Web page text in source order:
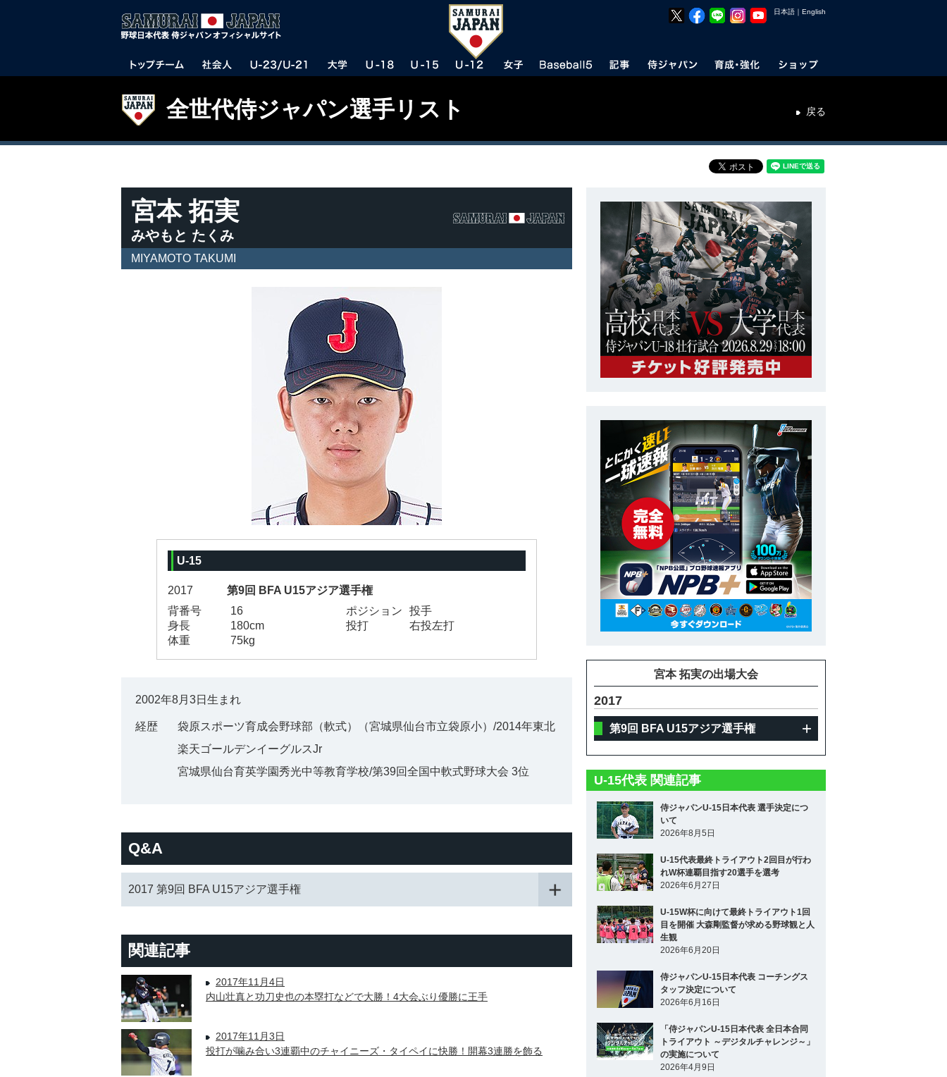
日本語 ｜ English
全世代侍ジャパン選手リスト 戻る
宮本 拓実
みやもと たくみ
MIYAMOTO TAKUMI
U-15
2017
第9回 BFA U15アジア選手権
背番号
16 ポジション
投手
身長
180cm 投打
右投左打
体重
75kg
2002年8月3日生まれ
経歴
袋原スポーツ育成会野球部（軟式）（宮城県仙台市立袋原小）/2014年東北
楽天ゴールデンイーグルスJr
宮城県仙台育英学園秀光中等教育学校/第39回全国中軟式野球大会 3位
Q&A
2017 第9回 BFA U15アジア選手権
関連記事
2017年11月4日
内山壮真と功刀史也の本塁打などで大勝！4大会ぶり優勝に王手
2017年11月3日
投打が噛み合い3連覇中のチャイニーズ・タイペイに快勝！開幕3連勝を飾る
宮本 拓実の出場大会
2017
第9回 BFA U15アジア選手権
U-15代表 関連記事
侍ジャパンU-15日本代表 選手決定につ
いて
2026年8月5日
U-15代表最終トライアウト2回目が行わ
れW杯連覇目指す20選手を選考
2026年6月27日
U-15W杯に向けて最終トライアウト1回
目を開催 大森剛監督が求める野球観と人
生観
2026年6月20日
侍ジャパンU-15日本代表 コーチングス
タッフ決定について
2026年6月16日
「侍ジャパンU-15日本代表 全日本合同
トライアウト ～デジタルチャレンジ～」
の実施について
2026年4月9日